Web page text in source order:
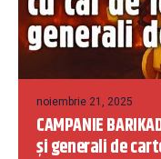
noiembrie 21, 2025
CAMPANIE
și generali de